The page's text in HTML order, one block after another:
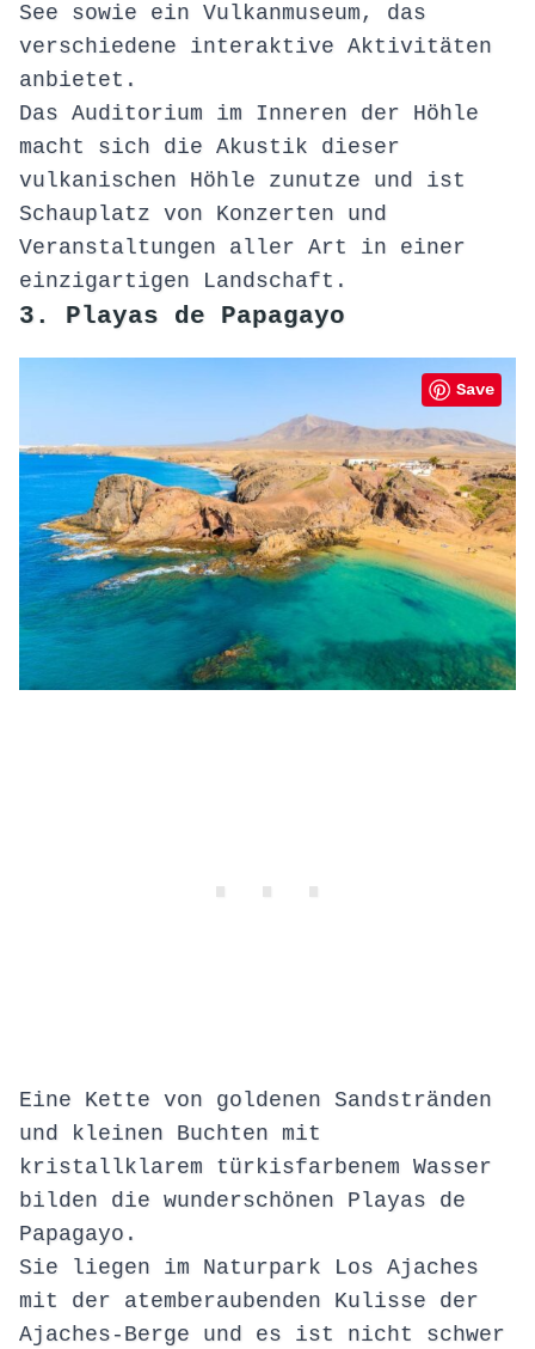
See sowie ein Vulkanmuseum, das
verschiedene interaktive Aktivitäten
anbietet.
Das Auditorium im Inneren der Höhle
macht sich die Akustik dieser
vulkanischen Höhle zunutze und ist
Schauplatz von Konzerten und
Veranstaltungen aller Art in einer
einzigartigen Landschaft.
3. Playas de Papagayo
Save
Eine Kette von goldenen Sandstränden
und kleinen Buchten mit
kristallklarem türkisfarbenem Wasser
bilden die wunderschönen Playas de
Papagayo.
Sie liegen im Naturpark Los Ajaches
mit der atemberaubenden Kulisse der
Ajaches-Berge und es ist nicht schwer